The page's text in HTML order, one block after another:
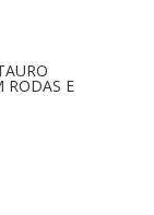
RODAS E